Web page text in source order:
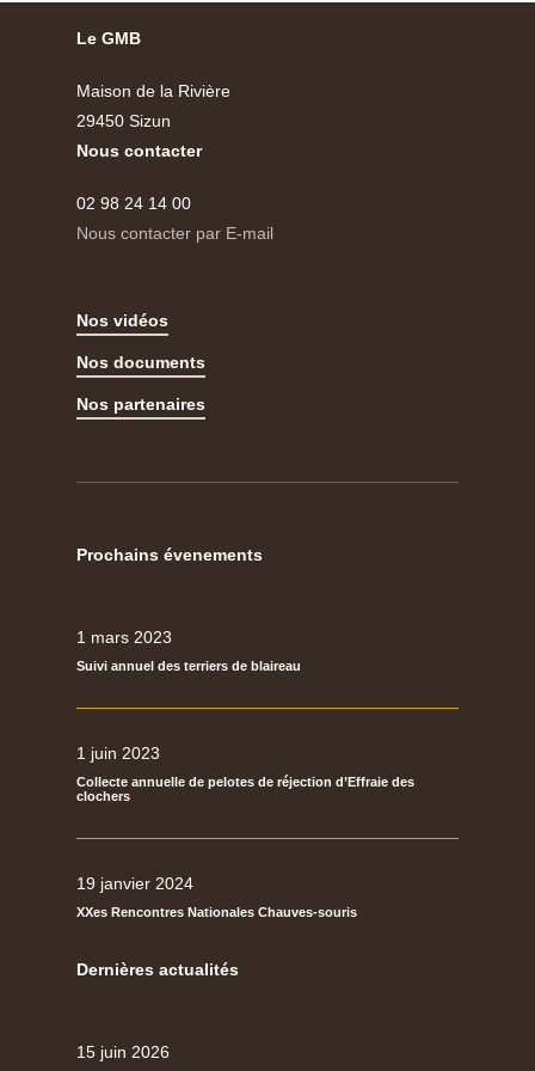
Le GMB
Maison de la Rivière
29450 Sizun
Nous contacter
02 98 24 14 00
Nous contacter par E-mail
Nos vidéos
Nos documents
Nos partenaires
Prochains évenements
1 mars 2023
Suivi annuel des terriers de blaireau
1 juin 2023
Collecte annuelle de pelotes de réjection d’Effraie des
clochers
19 janvier 2024
XXes Rencontres Nationales Chauves-souris
Dernières actualités
15 juin 2026